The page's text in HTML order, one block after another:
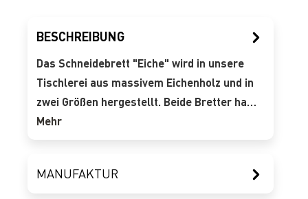
BESCHREIBUNG
Das Schneidebrett "Eiche" wird in unsere
Tischlerei aus massivem Eichenholz und in
zwei Größen hergestellt. Beide Bretter ha…
Mehr
MANUFAKTUR